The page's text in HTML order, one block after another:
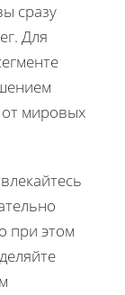
сразу
Для
от мировых
при этом